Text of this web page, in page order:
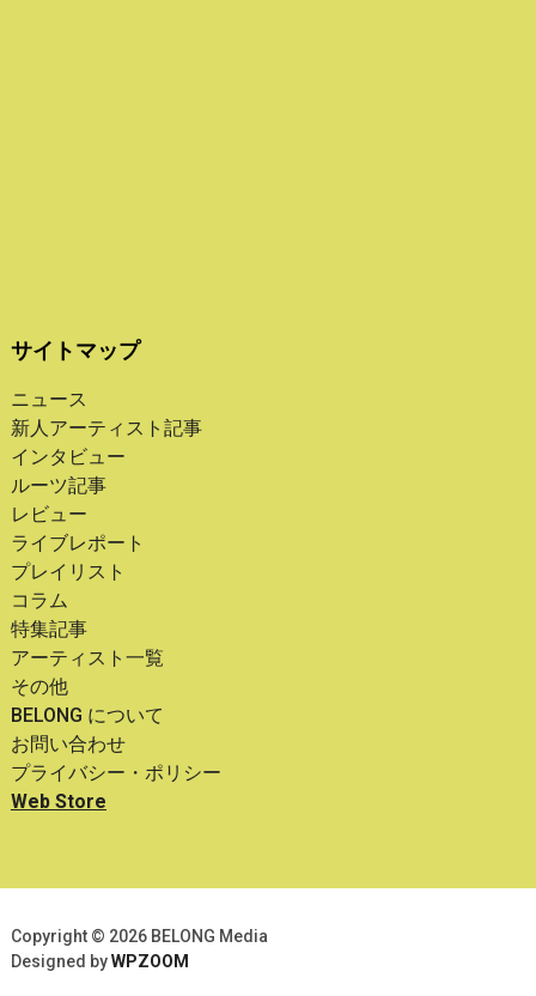
サイトマップ
ニュース
新人アーティスト記事
インタビュー
ルーツ記事
レビュー
ライブレポート
プレイリスト
コラム
特集記事
アーティスト一覧
その他
BELONG について
お問い合わせ
プライバシー・ポリシー
Web Store
Copyright © 2026 BELONG Media
Designed byWPZOOM